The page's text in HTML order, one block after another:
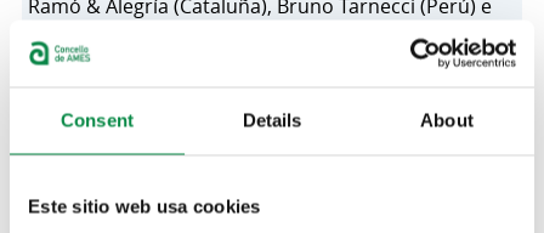
Consent Details About
Este sitio web usa cookies
Ramó & Alegría (Cataluña), Bruno Tarnecci (Perú) e
Néstor Hato (Francia). Así, o sábado 26 realizarase o
espectáculo
na Casa da Cultura
outubro desenvolverase o espectáculo na Casa da